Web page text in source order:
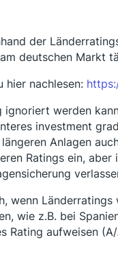
der
deutschen Markt
hier nachlesen:
ignoriert werden
investment
Anlagen
Ratings ein,
wenn
wie z.B. bei
Rating aufweisen